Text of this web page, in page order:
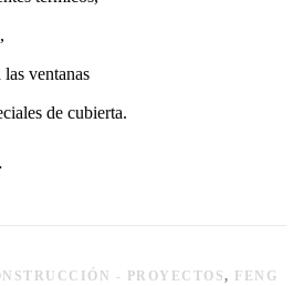
las ventanas
de cubierta.
- PROYECTOS,
FENG